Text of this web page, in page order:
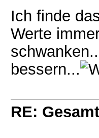
Ich finde
Werte
bessern...
RE: